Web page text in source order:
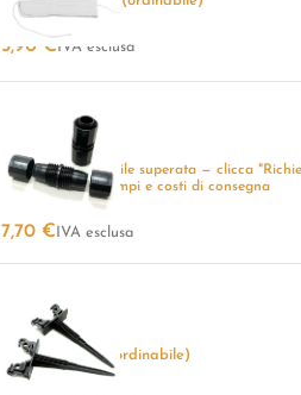
5,90 €IVA esclusa
Connettore
+
7,70 € IVA esclusa
Quantità disponibile superata — clicca
preventivo" per tempi e costi di consegna
2 disponibili (ordinabile)